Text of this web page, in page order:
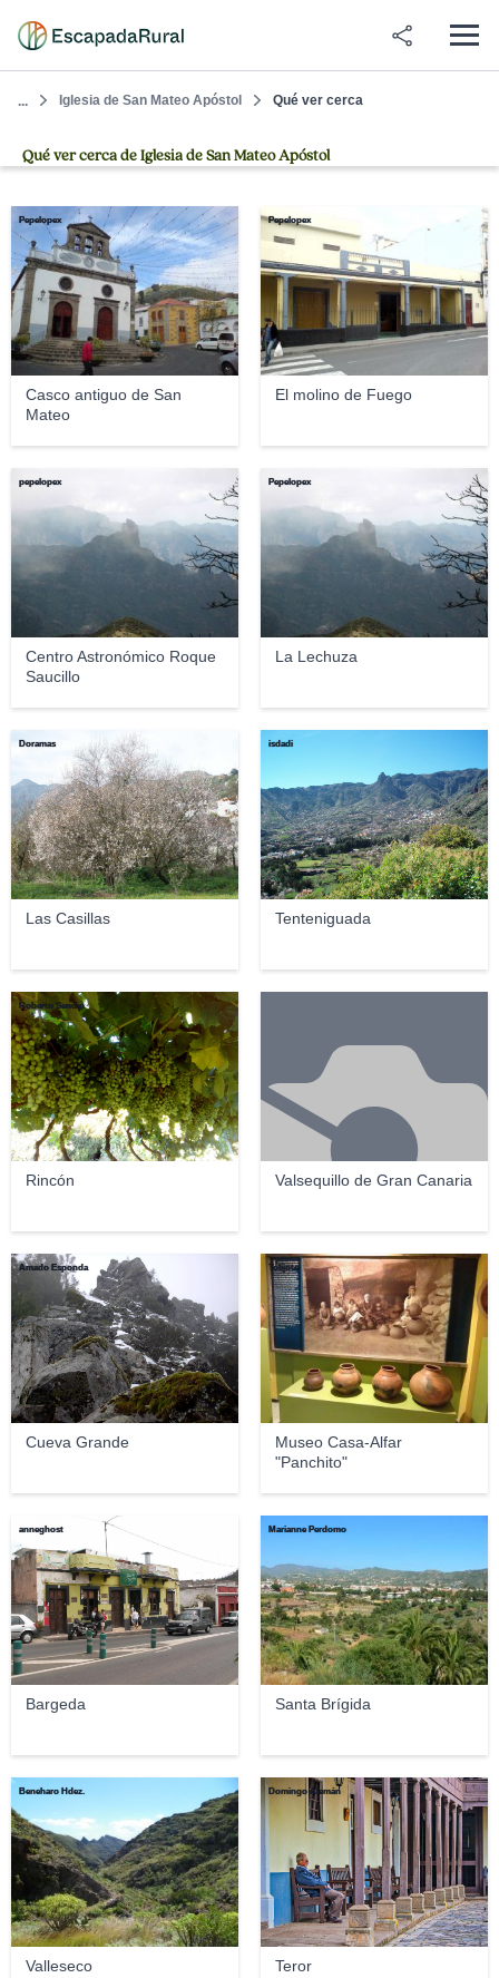
... Iglesia de San Mateo Apóstol Qué ver cerca
Qué ver cerca de Iglesia de San Mateo Apóstol
Casco antiguo de San
Mateo
Pepelopex
El molino de Fuego
Pepelopex
Centro Astronómico Roque
Saucillo
pepelopex
La Lechuza
Pepelopex
Las Casillas
Doramas
Tenteniguada
isdadi
Rincón
Roberto Sendin
Valsequillo de Gran Canaria
Cueva Grande
Amado Esponda
Museo Casa-Alfar
"Panchito"
Tolijote
Bargeda
anneghost
Santa Brígida
Marianne Perdomo
Valleseco
Beneharo Hdez.
Teror
Domingo Alemán